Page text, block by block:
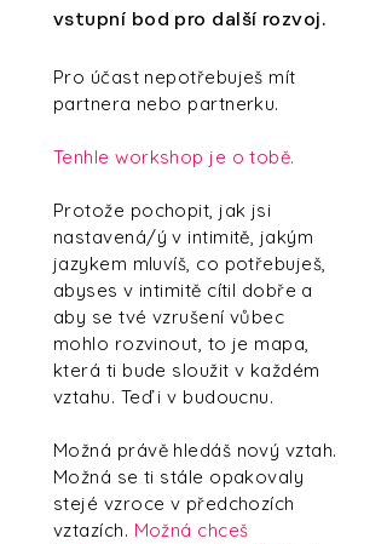
vstupní bod pro další rozvoj.
Pro účast nepotřebuješ mít
partnera nebo partnerku.
Tenhle workshop je o tobě.
Protože pochopit, jak jsi
nastavená/ý v intimitě, jakým
jazykem mluvíš, co potřebuješ,
abyses v intimitě cítil dobře a
aby se tvé vzrušení vůbec
mohlo rozvinout, to je mapa,
která ti bude sloužit v každém
vztahu. Teď i v budoucnu.
Možná právě hledáš nový vztah.
Možná se ti stále opakovaly
stejé vzroce v předchozích
vztazích. Možná chceš